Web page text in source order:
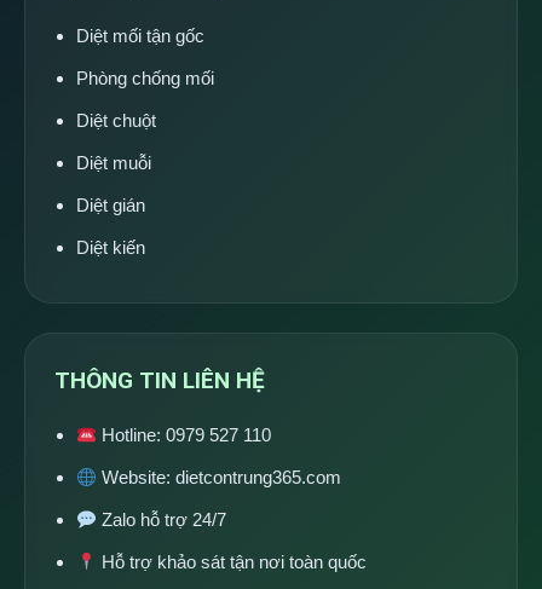
Diệt mối tận gốc
Phòng chống mối
Diệt chuột
Diệt muỗi
Diệt gián
Diệt kiến
THÔNG TIN LIÊN HỆ
Hotline:0979 527 110
Website:dietcontrung365.com
Zalo hỗ trợ 24/7
Hỗ trợ khảo sát tận nơi toàn quốc